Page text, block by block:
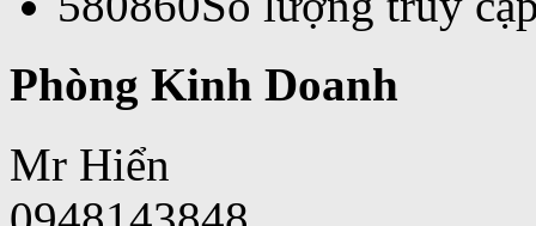
Phòng Kinh Doanh
Mr Hiển